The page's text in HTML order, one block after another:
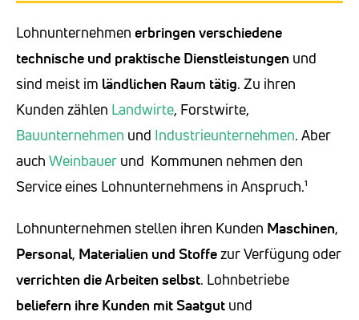
Lohnunternehmen erbringen verschiedene
technische und praktische Dienstleistungen und
sind meist im ländlichen Raum tätig. Zu ihren
Kunden zählen Landwirte, Forstwirte,
Bauunternehmen und Industrieunternehmen. Aber
auch Weinbauer und Kommunen nehmen den
Service eines Lohnunternehmens in Anspruch.¹
Lohnunternehmen stellen ihren Kunden Maschinen,
Personal, Materialien und Stoffezur Verfügung oder
verrichten die Arbeiten selbst. Lohnbetriebe
beliefern ihre Kunden mit Saatgut und